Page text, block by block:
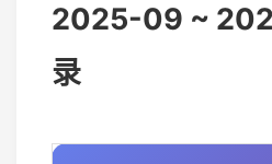
2025-09 ~
录